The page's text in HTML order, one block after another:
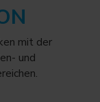
mit der
und